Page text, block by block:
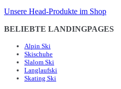
Unsere Head-Produkte im Shop
BELIEBTE LANDINGPAGES
Alpin Ski
Skischuhe
Slalom Ski
Langlaufski
Skating Ski